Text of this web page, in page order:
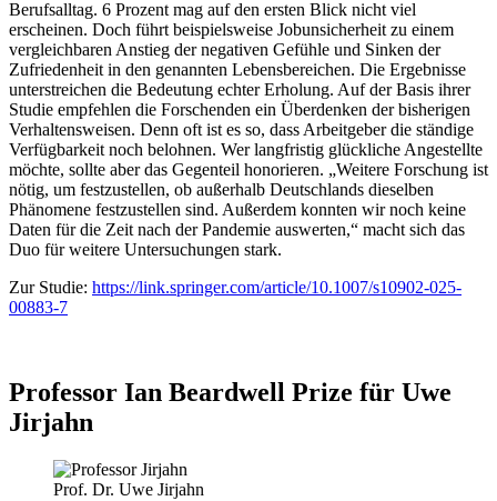
Berufsalltag. 6 Prozent mag auf den ersten Blick nicht viel
erscheinen. Doch führt beispielsweise Jobunsicherheit zu einem
vergleichbaren Anstieg der negativen Gefühle und Sinken der
Zufriedenheit in den genannten Lebensbereichen. Die Ergebnisse
unterstreichen die Bedeutung echter Erholung. Auf der Basis ihrer
Studie empfehlen die Forschenden ein Überdenken der bisherigen
Verhaltensweisen. Denn oft ist es so, dass Arbeitgeber die ständige
Verfügbarkeit noch belohnen. Wer langfristig glückliche Angestellte
möchte, sollte aber das Gegenteil honorieren. „Weitere Forschung ist
nötig, um festzustellen, ob außerhalb Deutschlands dieselben
Phänomene festzustellen sind. Außerdem konnten wir noch keine
Daten für die Zeit nach der Pandemie auswerten,“ macht sich das
Duo für weitere Untersuchungen stark.
Zur Studie: https://link.springer.com/article/10.1007/s10902-025-
00883-7
Professor Ian Beardwell Prize für Uwe
Jirjahn
Prof. Dr. Uwe Jirjahn